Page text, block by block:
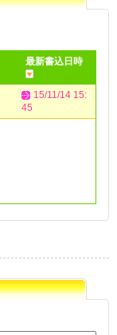
最新書込日時
15/11/14 15:
45